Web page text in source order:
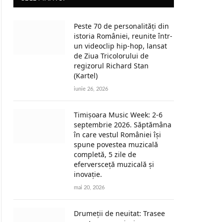
Peste 70 de personalități din
istoria României, reunite într-
un videoclip hip-hop, lansat
de Ziua Tricolorului de
regizorul Richard Stan
(Kartel)
iunie 26, 2026
Timișoara Music Week: 2-6
septembrie 2026. Săptămâna
în care vestul României își
spune povestea muzicală
completă, 5 zile de
eferversceță muzicală și
inovație.
mai 20, 2026
Drumeții de neuitat: Trasee